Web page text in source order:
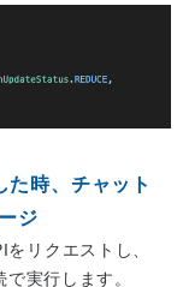
時、チャット
ジ
リクエストし、
実行します。